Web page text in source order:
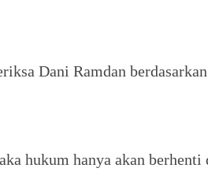
Dani Ramdan
hukum hanya akan